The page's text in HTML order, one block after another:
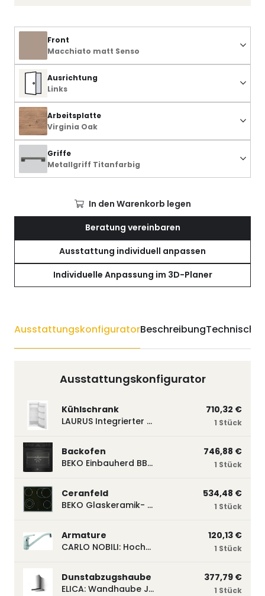
Front
Macchiato matt Senso
Ausrichtung
Links
Arbeitsplatte
Virginia Oak
Griffe
Metallgriff Titanfarbig
In den Warenkorb legen
Beratung vereinbaren
Ausstattung individuell anpassen
Individuelle Anpassung im 3D-Planer
AusstattungskonfiguratorBeschreibungTechnische
Ausstattungskonfigurator
Kühlschrank
LAURUS Integrierter Kühlautomat LKG122E LKG122E
710,32 €
1 Stück
Backofen
BEKO Einbauherd BBUM113N2B mit Hydrolyse, Schwarz BBUM113N2B
746,88 €
1 Stück
Ceranfeld
BEKO Glaskeramik- Strahlungskochfeld EH 9641 XHN, herdgebunden EH9641XHN
534,48 €
1 Stück
Armature
CARLO NOBILI: Hochdruck- Einhebelmischbatterie Blue, Mischbatterie verchromt 17770
120,13 €
1 Stück
Dunstabzugshaube
ELICA: Wandhaube JOYE 60-A,600 mm breit Edelstahl JOYE60A
377,79 €
1 Stück